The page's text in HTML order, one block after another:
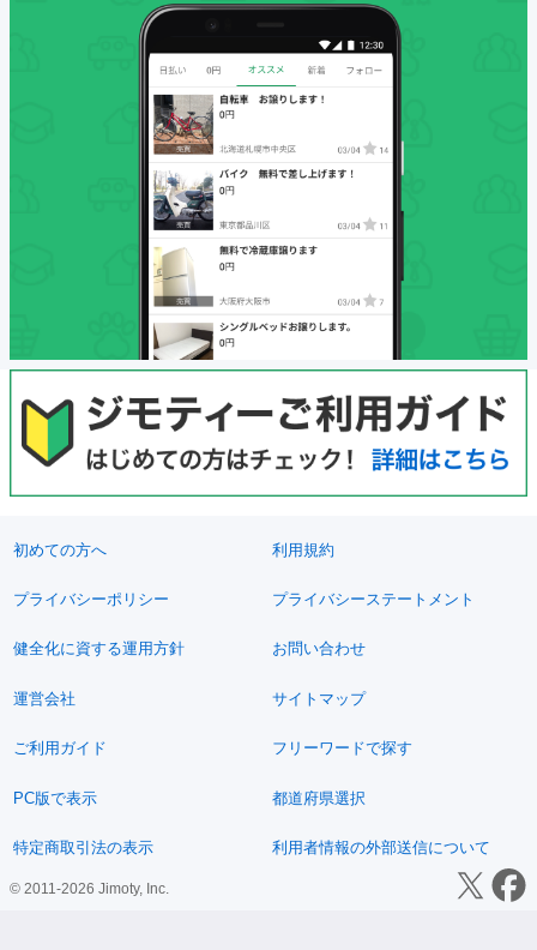
初めての方へ 利用規約
プライバシーポリシー プライバシーステートメント
健全化に資する運用方針 お問い合わせ
運営会社 サイトマップ
ご利用ガイド フリーワードで探す
PC版で表示 都道府県選択
特定商取引法の表示 利用者情報の外部送信について
© 2011-2026 Jimoty, Inc.